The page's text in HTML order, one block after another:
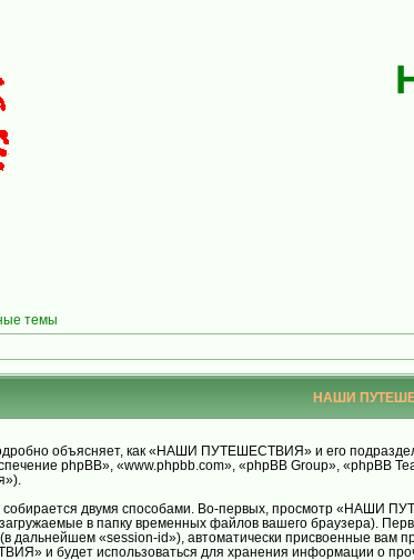
темы
НАШИ
объясняет, как «НАШИ ПУТЕШЕСТВИЯ» и его
phpBB», «www.phpbb.com», «phpBB Group», «phpBB
двумя способами. Во-первых, просмотр «НАШИ
в папку временных файлов вашего браузера).
дальнейшем «session-id»), автоматически присвоенные вам
и будет использоваться для хранения информации о